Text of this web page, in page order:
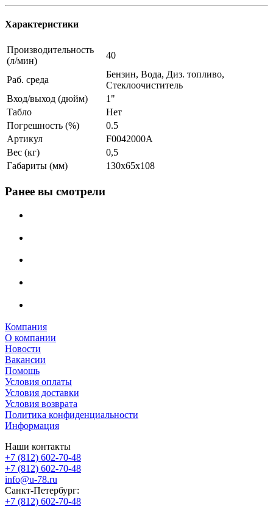
Характеристики
Производительность
(л/мин)
40
Раб. среда
Бензин, Вода, Диз. топливо,
Стеклоочиститель
Вход/выход (дюйм)
1"
Табло
Нет
Погрешность (%)
0.5
Артикул
F0042000A
Вес (кг)
0,5
Габариты (мм)
130х65х108
Ранее вы смотрели
Компания
О компании
Новости
Вакансии
Помощь
Условия оплаты
Условия доставки
Условия возврата
Политика конфиденциальности
Информация
Наши контакты
+7 (812) 602-70-48
+7 (812) 602-70-48
info@u-78.ru
Санкт-Петербург:
+7 (812) 602-70-48